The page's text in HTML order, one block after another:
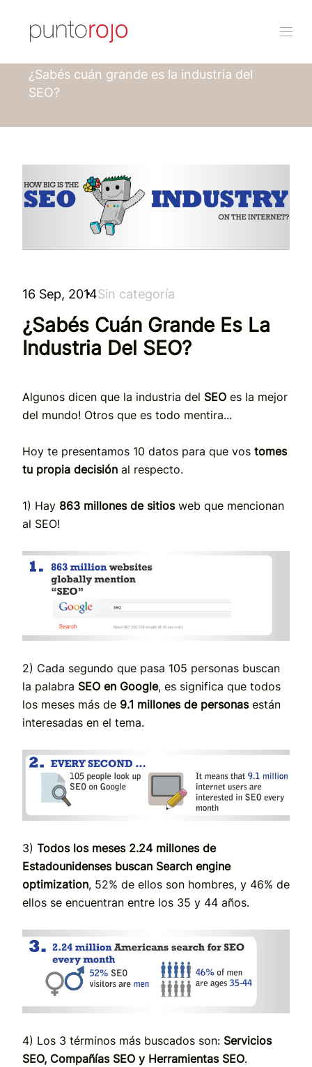
¿Sabés cuán grande es la industria del
SEO?
16 Sep, 2014Sin categoría
¿Sabés Cuán Grande Es La
Industria Del SEO?
Algunos dicen que la industria del SEO es la mejor
del mundo! Otros que es todo mentira...
Hoy te presentamos 10 datos para que vos tomes
tu propia decisión al respecto.
1) Hay 863 millones de sitiosweb que mencionan
al SEO!
2) Cada segundo que pasa 105 personas buscan
la palabra SEO en Google, es significa que todos
los meses más de 9.1 millones de personasestán
interesadas en el tema.
3) Todos los meses 2.24 millones de
Estadounidenses buscan Search engine
optimization, 52% de ellos son hombres, y 46% de
ellos se encuentran entre los 35 y 44 años.
4) Los 3 términos más buscados son: Servicios
SEO, Compañías SEO y Herramientas SEO.